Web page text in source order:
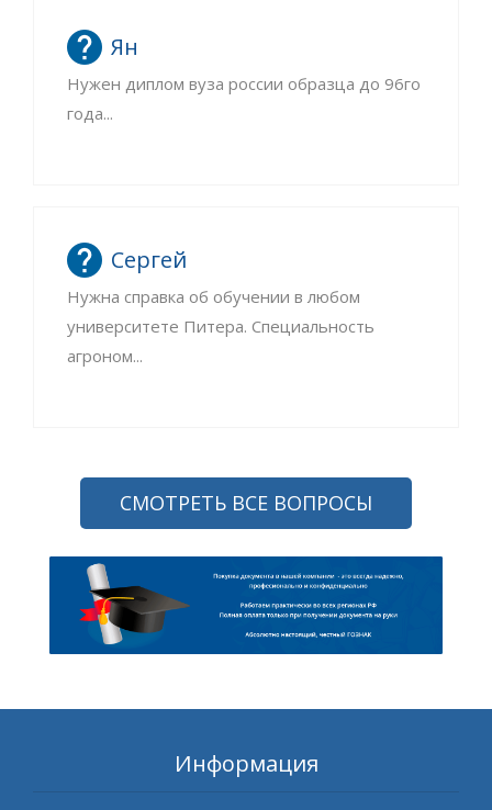
Ян
Нужен диплом вуза россии образца до 96го
года...
Сергей
Нужна справка об обучении в любом
университете Питера. Специальность
агроном...
СМОТРЕТЬ ВСЕ ВОПРОСЫ
Информация